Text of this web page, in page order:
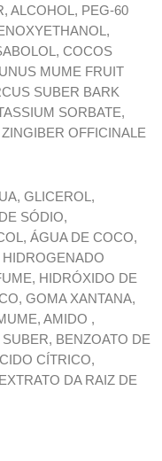
ALCOHOL, PEG-60
COCOS
MUME FRUIT
SUBER BARK
SORBATE,
OFFICINALE
GLICEROL,
SÓDIO,
ÁGUA DE COCO,
HIDRÓXIDO DE
GOMA XANTANA,
AMIDO ,
BENZOATO DE
CÍTRICO,
DA RAIZ DE